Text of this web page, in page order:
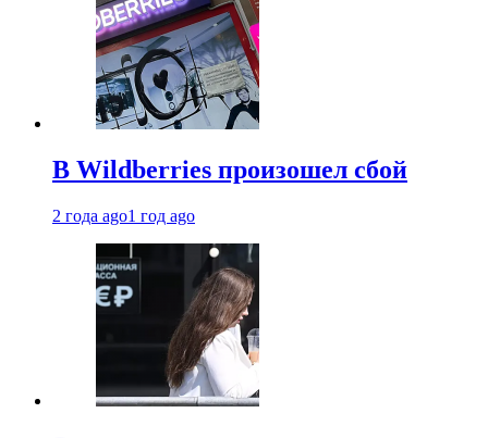
В Wildberries произошел сбой
2 года ago1 год ago